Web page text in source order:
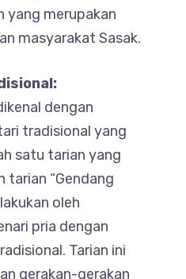
yang merupakan
masyarakat Sasak.
dengan
tradisional yang
satu tarian yang
tarian “Gendang
oleh
pria dengan
Tarian ini
gerakan-gerakan